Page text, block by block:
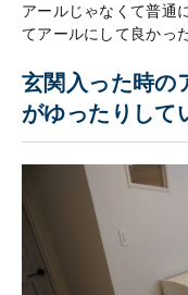
アールじゃなくて普通
てアールにして良かっ
玄関入った時の
がゆったりして